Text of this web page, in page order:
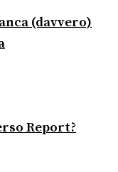
(davvero)
Report?